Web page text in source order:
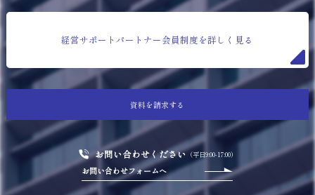
資料を請求する
お問い合わせください（平日9:00-17:00）
お問い合わせフォームへ
経営サポートパートナー会員制度を詳しく見る